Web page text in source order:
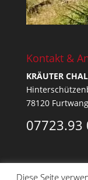
Kontakt &
KRÄUTER
78120
07723.93
Diese Seite